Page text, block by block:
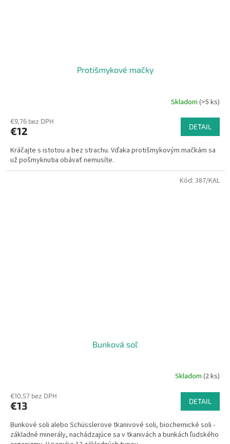
Protišmykové mačky
Skladom (>5 ks)
€9,76 bez DPH
€12 DETAIL
Kráčajte s istotou a bez strachu. Vďaka protišmykovým mačkám sa
už pošmyknutia obávať nemusíte.
Bunková soľ
Skladom (2 ks)
€10,57 bez DPH
€13 DETAIL
Bunkové soli alebo Schüsslerove tkanivové soli, biochemické soli -
základné minerály, nachádzajúce sa v tkanivách a bunkách ľudského
Kód: 387/KAL